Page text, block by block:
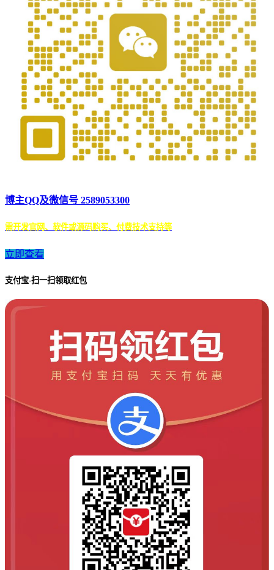
博主QQ及微信号 2589053300
需开发官网、软件或源码购买、付费技术支持等
立即查看
支付宝-扫一扫领取红包